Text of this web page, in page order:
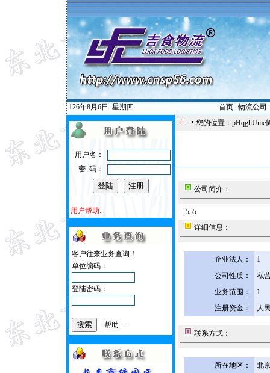
126年8月6日 星期四 首页| 物流公司
用户名：
密 码：
用户帮助...
客户往来业务查询！
单位编码：
登陆密码：
帮助......
您的位置：pHqghUme
公司简介：
555
详细信息：
企业法人：
1
公司性质：
私
业务范围：
1
注册资金：
人
联系方式：
所在地区：
北